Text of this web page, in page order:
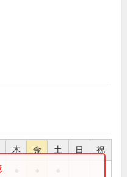
木 金 土 日 祝